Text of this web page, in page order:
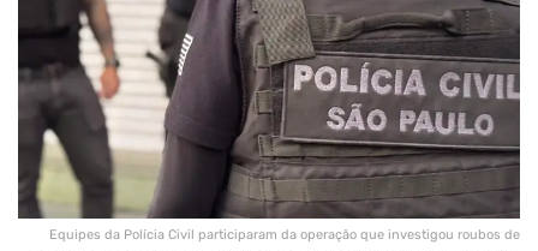
Equipes da Polícia Civil participaram da operação que investigou roubos de